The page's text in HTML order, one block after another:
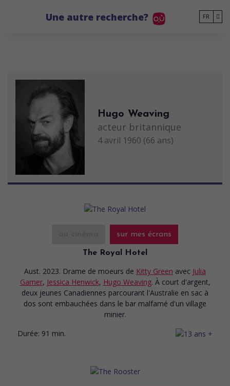
Une autre recherche? FR
Hugo Weaving
acteur britannique
4 avril 1960 (66 ans)
sur mes écrans
The Royal Hotel
Aust. 2023. Drame de moeurs de Kitty Green avec Julia
Garner, Jessica Henwick, Hugo Weaving. À court d'argent,
deux jeunes Canadiennes parcourant l'Australie en sac à
dos sont embauchées dans le bar malfamé d'un village
minier.
Durée: 91 min.